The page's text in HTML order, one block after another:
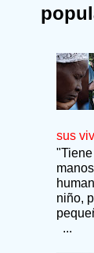
sus
niño,
...